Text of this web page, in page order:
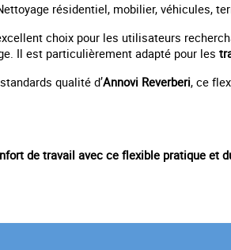
résidentiel, mobilier, véhicules,
choix pour les utilisateurs
Il est particulièrement adapté pour les
qualité d’Annovi Reverberi, ce
de travail avec ce flexible pratique et